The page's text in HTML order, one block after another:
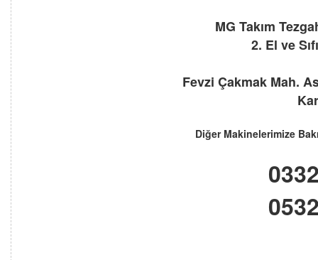
MG Takım
2. El ve
Fevzi Çakmak Mah.
Diğer Makinelerimize